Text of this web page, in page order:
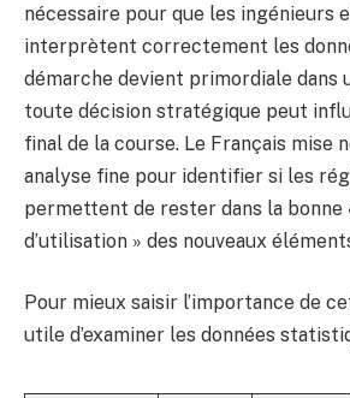
nécessaire pour que les ingénieurs
interprètent correctement les
démarche devient primordiale dans
toute décision stratégique peut
final de la course. Le Français mise
analyse fine pour identifier si les
permettent de rester dans la bonne
d’utilisation » des nouveaux
Pour mieux saisir l’importance de
utile d’examiner les données